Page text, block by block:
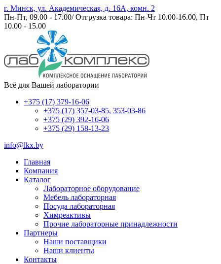
г. Минск, ул. Академическая, д. 16А, комн. 2
Пн-Пт, 09.00 - 17.00/ Отгрузка товара: Пн-Чт 10.00-16.00, Пт
10.00 - 15.00
Всё для Вашей лаборатории
+375 (17) 379-16-06
+375 (17) 357-03-85, 353-03-86
+375 (29) 392-16-06
+375 (29) 158-13-23
info@lkx.by
Главная
Компания
Каталог
Лабораторное оборудование
Мебель лабораторная
Посуда лабораторная
Химреактивы
Прочие лабораторные принадлежности
Партнеры
Наши поставщики
Наши клиенты
Контакты